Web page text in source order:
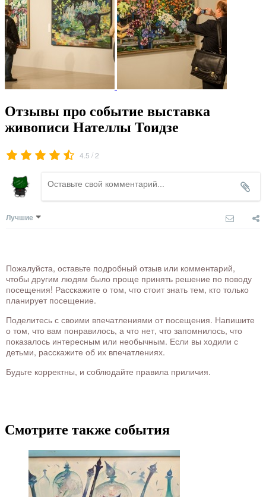
Отзывы про событие выставка
живописи Нателлы Тоидзе
4.5 /2
Лучшие
Пожалуйста, оставьте подробный отзыв или комментарий,
чтобы другим людям было проще принять решение по поводу
посещения! Расскажите о том, что стоит знать тем, кто только
планирует посещение.
Поделитесь с своими впечатлениями от посещения. Напишите
о том, что вам понравилось, а что нет, что запомнилось, что
показалось интересным или необычным. Если вы ходили с
детьми, расскажите об их впечатлениях.
Будьте корректны, и соблюдайте правила приличия.
Смотрите также события